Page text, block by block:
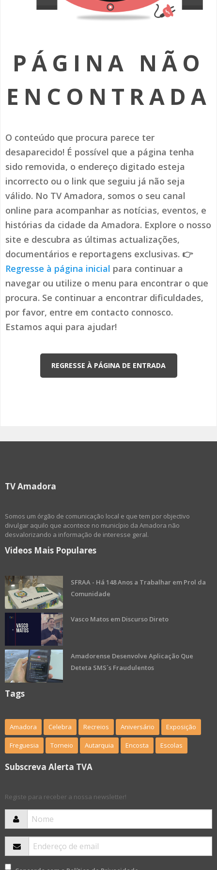
SOMOS TODOS EUROPEUS
AMADORA LIGA À RESILIÊNCIA
(RE) PENSAMENTOS
HISTÓRIAS DE ABRIL
PÁGINA NÃO
ENCONTRADA
O conteúdo que procura parece ter
desaparecido! É possível que a página tenha
sido removida, o endereço digitado esteja
incorrecto ou o link que seguiu já não seja
válido. No TV Amadora, somos o seu canal
online para acompanhar as notícias, eventos, e
histórias da cidade da Amadora. Explore o nosso
site e descubra as últimas actualizações,
documentários e reportagens exclusivas. 👉
Regresse à página inicial para continuar a
navegar ou utilize o menu para encontrar o que
procura. Se continuar a encontrar dificuldades,
por favor, entre em contacto connosco.
Estamos aqui para ajudar!
REGRESSE À PÁGINA DE ENTRADA
TV Amadora
Somos um órgão de comunicação local e que tem por objectivo
divulgar aquilo que acontece no município da Amadora não
desvalorizando a informação de interesse geral.
Videos Mais Populares
SFRAA - Há 148 Anos a Trabalhar em Prol da
Comunidade
Vasco Matos em Discurso Direto
Amadorense Desenvolve Aplicação Que
Deteta SMS´s Fraudulentos
Tags
Amadora Celebra Recreios Aniversário Exposição
Freguesia Torneio Autarquia Encosta Escolas
Subscreva Alerta TVA
Registe para receber a nossa newsletter!